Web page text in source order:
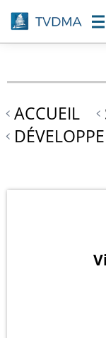
Aller
au
contenu
ACCUEIL